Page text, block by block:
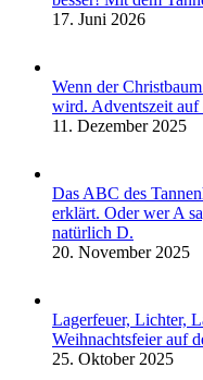
17. Juni 2026
Wenn der
wird. Adventszeit auf
11. Dezember 2025
Das ABC des
erklärt. Oder wer A
natürlich D.
20. November 2025
Lagerfeuer, Lichter,
Weihnachtsfeier auf
25. Oktober 2025